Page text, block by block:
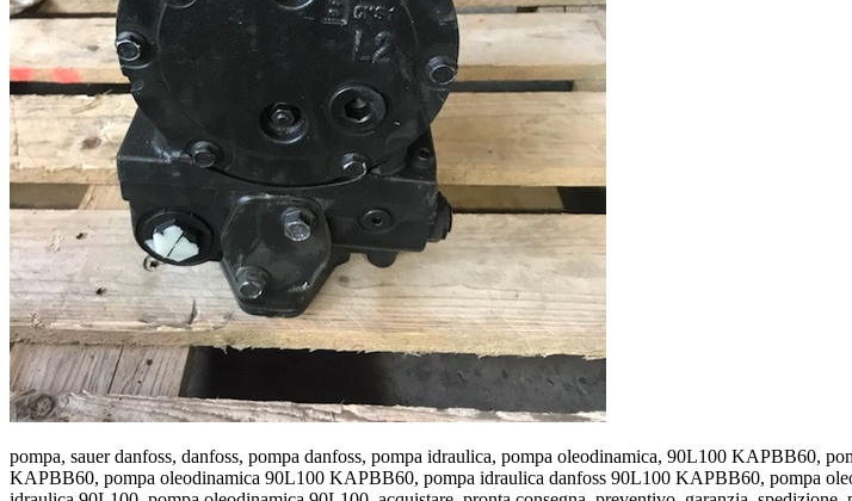
pompa, sauer danfoss, danfoss, pompa danfoss, pompa idraulica, pompa oleodinamica, 90L100
KAPBB60, pompa oleodinamica 90L100 KAPBB60, pompa idraulica danfoss 90L100 KAPBB60, pompa